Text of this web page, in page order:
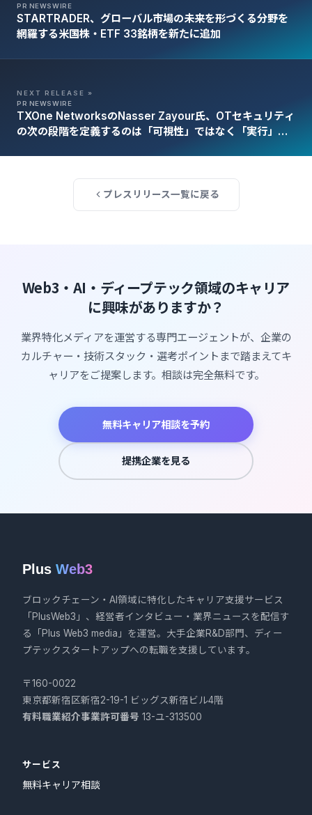
PR NEWSWIRE
STARTRADER、グローバル市場の未来を形づくる分野を
網羅する米国株・ETF 33銘柄を新たに追加
NEXT RELEASE »
PR NEWSWIRE
TXOne NetworksのNasser Zayour氏、OTセキュリティ
の次の段階を定義するのは「可視性」ではなく「実行」で
プレスリリース一覧に戻る
Web3・AI・ディープテック領域のキャリア
に興味がありますか？
業界特化メディアを運営する専門エージェントが、企業の
カルチャー・技術スタック・選考ポイントまで踏まえてキ
ャリアをご提案します。相談は完全無料です。
無料キャリア相談を予約
提携企業を見る
Plus Web3
ブロックチェーン・AI領域に特化したキャリア支援サービス
「PlusWeb3」、経営者インタビュー・業界ニュースを配信す
る「Plus Web3 media」を運営。大手企業R&D部門、ディー
プテックスタートアップへの転職を支援しています。
〒160-0022
東京都新宿区新宿2-19-1 ビッグス新宿ビル4階
有料職業紹介事業許可番号 13-ユ-313500
サービス
無料キャリア相談